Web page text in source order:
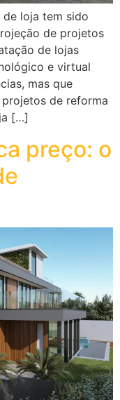
loja tem sido
de projetos
de lojas
e virtual
mas que
de reforma
[…]
preço: o